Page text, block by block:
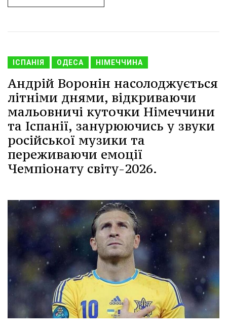
ІСПАНІЯ ОДЕСА НІМЕЧЧИНА
Андрій Воронін насолоджується
літніми днями, відкриваючи
мальовничі куточки Німеччини
та Іспанії, занурюючись у звуки
російської музики та
переживаючи емоції
Чемпіонату світу-2026.